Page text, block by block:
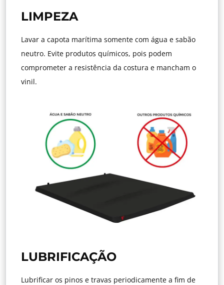
LIMPEZA
Lavar a capota marítima somente com água e sabão
neutro. Evite produtos químicos, pois podem
comprometer a resistência da costura e mancham o
vinil.
LUBRIFICAÇÃO
Lubrificar os pinos e travas periodicamente a fim de